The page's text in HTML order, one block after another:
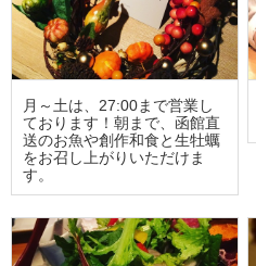
月～土は、27:00まで営業し
ております！朝まで、函館直
送のお魚や創作和食と生牡蠣
をお召し上がりいただけま
す。